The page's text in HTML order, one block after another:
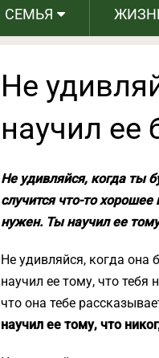
СЕМЬЯ
Не
научил ее
Не удивляйся, когда ты
случится что-то
нужен. Ты научил ее
Не удивляйся, когда она
научил ее тому, что
что она тебе
научил ее тому, что